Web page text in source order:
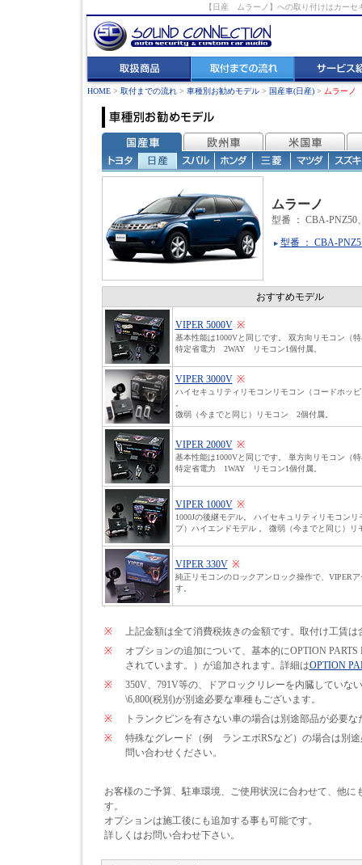
【日産 ムラーノ】への取り付けはカー
HOME > 取付までの流れ > 車種別お勧めモデル > 国産車(日産) > ムラーノ
ムラーノ
型番 ： CBA-PNZ50
型番 ： CBA-
おすすめモデル
VIPER 5000V ※
基本性能は1000Vと同じです。 双方向リモコン（
特定省電力 2WAY リモコン1個付属。
VIPER 3000V ※
ハイセキュリティリモコンリモコン（コードホッ
微弱（今までと同じ）リモコン 2個付属。
VIPER 2000V ※
基本性能は1000Vと同じです。 単方向リモコン（
特定省電力 1WAY リモコン1個付属。
VIPER 1000V ※
1000Jの後継モデル。 ハイセキュリティリモコン
プ）ハイエンドモデル 。 微弱（今までと同じ）
VIPER 330V ※
純正リモコンのロックアンロック操作で、VIPER
す。
※
上記金額は全て消費税抜きの金額です。取付け工賃は
※
オプションの追加について、基本的にOPTION
されています。）が追加されます。詳細はOPTION
※
350V、791V等の、ドアロックリレーを内臓してい
\6,800(税別)が別途必要な車種もございます。
※
トランクピンを有さない車の場合は別途部品が必要な
※
特殊なグレード（例 ランエボRSなど）の場合は別
問い合わせください。
お客様のご予算、駐車環境、ご使用状況に合わせて、他に
す。
オプションは施工後にも追加する事も可能です。
詳しくはお問い合わせ下さい。